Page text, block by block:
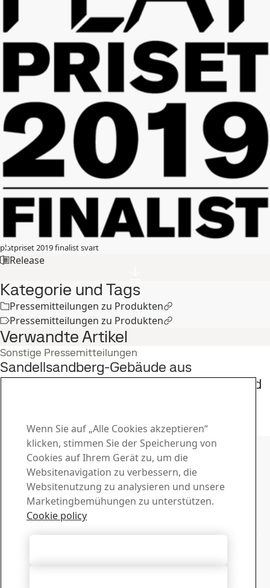
platpriset 2019 finalist svart
Release
Kategorie und Tags
Pressemitteilungen zu Produkten
Pressemitteilungen zu Produkten
Verwandte Artikel
Sonstige Pressemitteilungen
Sandellsandberg-Gebäude aus
GreenCoat®-Stahl nominiert für den World
Die ganze Geschichte lesen
Kontakt zu SSAB
Kontakt
Wie können wir Ihnen helfen?
Ansprechpersonen suchen
Download-Center
Laden Sie Broschüren, Zertifikate und andere Unterlagen
Für den Newsletter anmelden
Wenn Sie auf „Alle Cookies akzeptieren“
klicken, stimmen Sie der Speicherung von
Cookies auf Ihrem Gerät zu, um die
Websitenavigation zu verbessern, die
Websitenutzung zu analysieren und unsere
Marketingbemühungen zu unterstützen.
Cookie policy